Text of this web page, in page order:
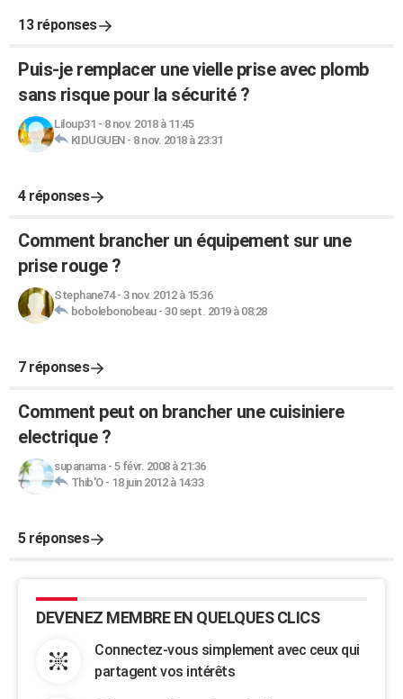
13 réponses
Puis-je remplacer une vielle prise avec plomb
sans risque pour la sécurité ?
Liloup31 - 8 nov. 2018 à 11:45
KIDUGUEN- 8 nov. 2018 à 23:31
4 réponses
Comment brancher un équipement sur une
prise rouge ?
Stephane74- 3 nov. 2012 à 15:36
bobolebonobeau- 30 sept. 2019 à 08:28
7 réponses
Comment peut on brancher une cuisiniere
electrique ?
supanama- 5 févr. 2008 à 21:36
Thib'O- 18 juin 2012 à 14:33
5 réponses
DEVENEZ MEMBRE EN QUELQUES CLICS
Connectez-vous simplement avec ceux qui
partagent vos intérêts